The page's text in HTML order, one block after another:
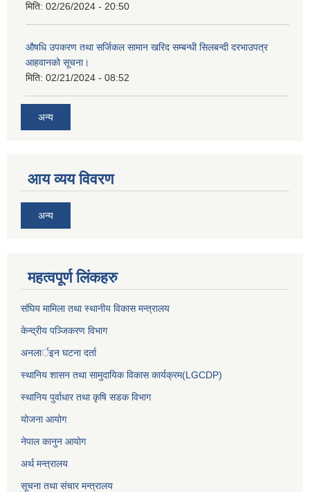
मिति: 02/26/2024 - 20:50
औषधि उपकरण तथा सर्जिकल सामान खरिद सम्बन्धी सिलबन्दी दरभाउपत्र
आहवानको सूचना।
मिति: 02/21/2024 - 08:52
अन्य
आय व्यय विवरण
अन्य
महत्वपूर्ण लिंकहरु
संघिय मामिला तथा स्थानीय विकास मन्त्रालय
केन्द्रीय पञ्जिकरण विभाग
अनलार्इन घटना दर्ता
स्थानिय शासन तथा सामुदायिक विकास कार्यक्रम(LGCDP)
स्थानिय पुर्वाधार तथा कृषि सडक विभाग
योजना आयोग
नेपाल कानुन आयोग
अर्थ मन्त्रालय
सूचना तथा संचार मन्त्रालय